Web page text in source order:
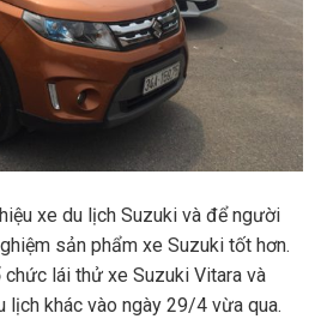
xe du lịch Suzuki và để người
sản phẩm xe Suzuki tốt hơn.
lái thử xe Suzuki Vitara và
lịch khác vào ngày 29/4 vừa qua.